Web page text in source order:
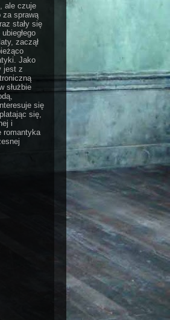
ale czuje
za sprawą
stały się
zaczął
Jako
jest z
służbie
się
się,
i
romantyka